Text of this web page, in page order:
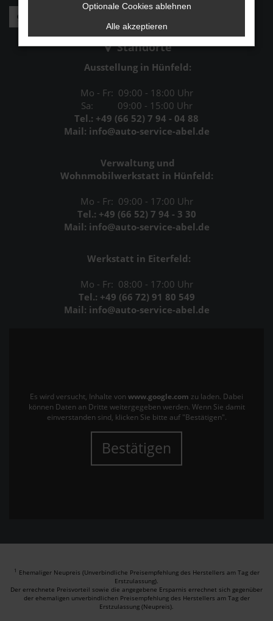
Standorte
Ausstellung in Hünfeld:
Mo - Fr: 09:00 - 18:00 Uhr
Sa: 09:00 - 15:00 Uhr
Tel.: +49 (66 52) 7 94 - 04 88
Mail: info@auto-service-abel.de
Verwaltung und
Wohnmobilwerkstatt in Hünfeld:
Mo - Fr: 09:00 - 17:00 Uhr
Tel.: +49 (66 52) 7 94 - 3 30
Mail: info@auto-service-abel.de
Werkstatt in Eiterfeld:
Mo - Fr: 08:00 - 17:00 Uhr
Tel.: +49 (66 72) 91 80 549
Mail: info@auto-service-abel.de
Es wird versucht, Inhalte von www.google.com zu laden. Dabei
können Daten an Dritte weitergegeben werden. Wenn Sie damit
einverstanden sind, klicken Sie bitte auf "Bestätigen".
Bestätigen
1 Ehemaliger Neupreis (Unverbindliche Preisempfehlung des Herstellers am Tag der
Erstzulassung).
Der errechnete Preisvorteil sowie die angegebene Ersparnis errechnet sich gegenüber
der ehemaligen unverbindlichen Preisempfehlung des Herstellers am Tag der
Erstzulassung (Neupreis).
Optionale Cookies ablehnen
Alle akzeptieren